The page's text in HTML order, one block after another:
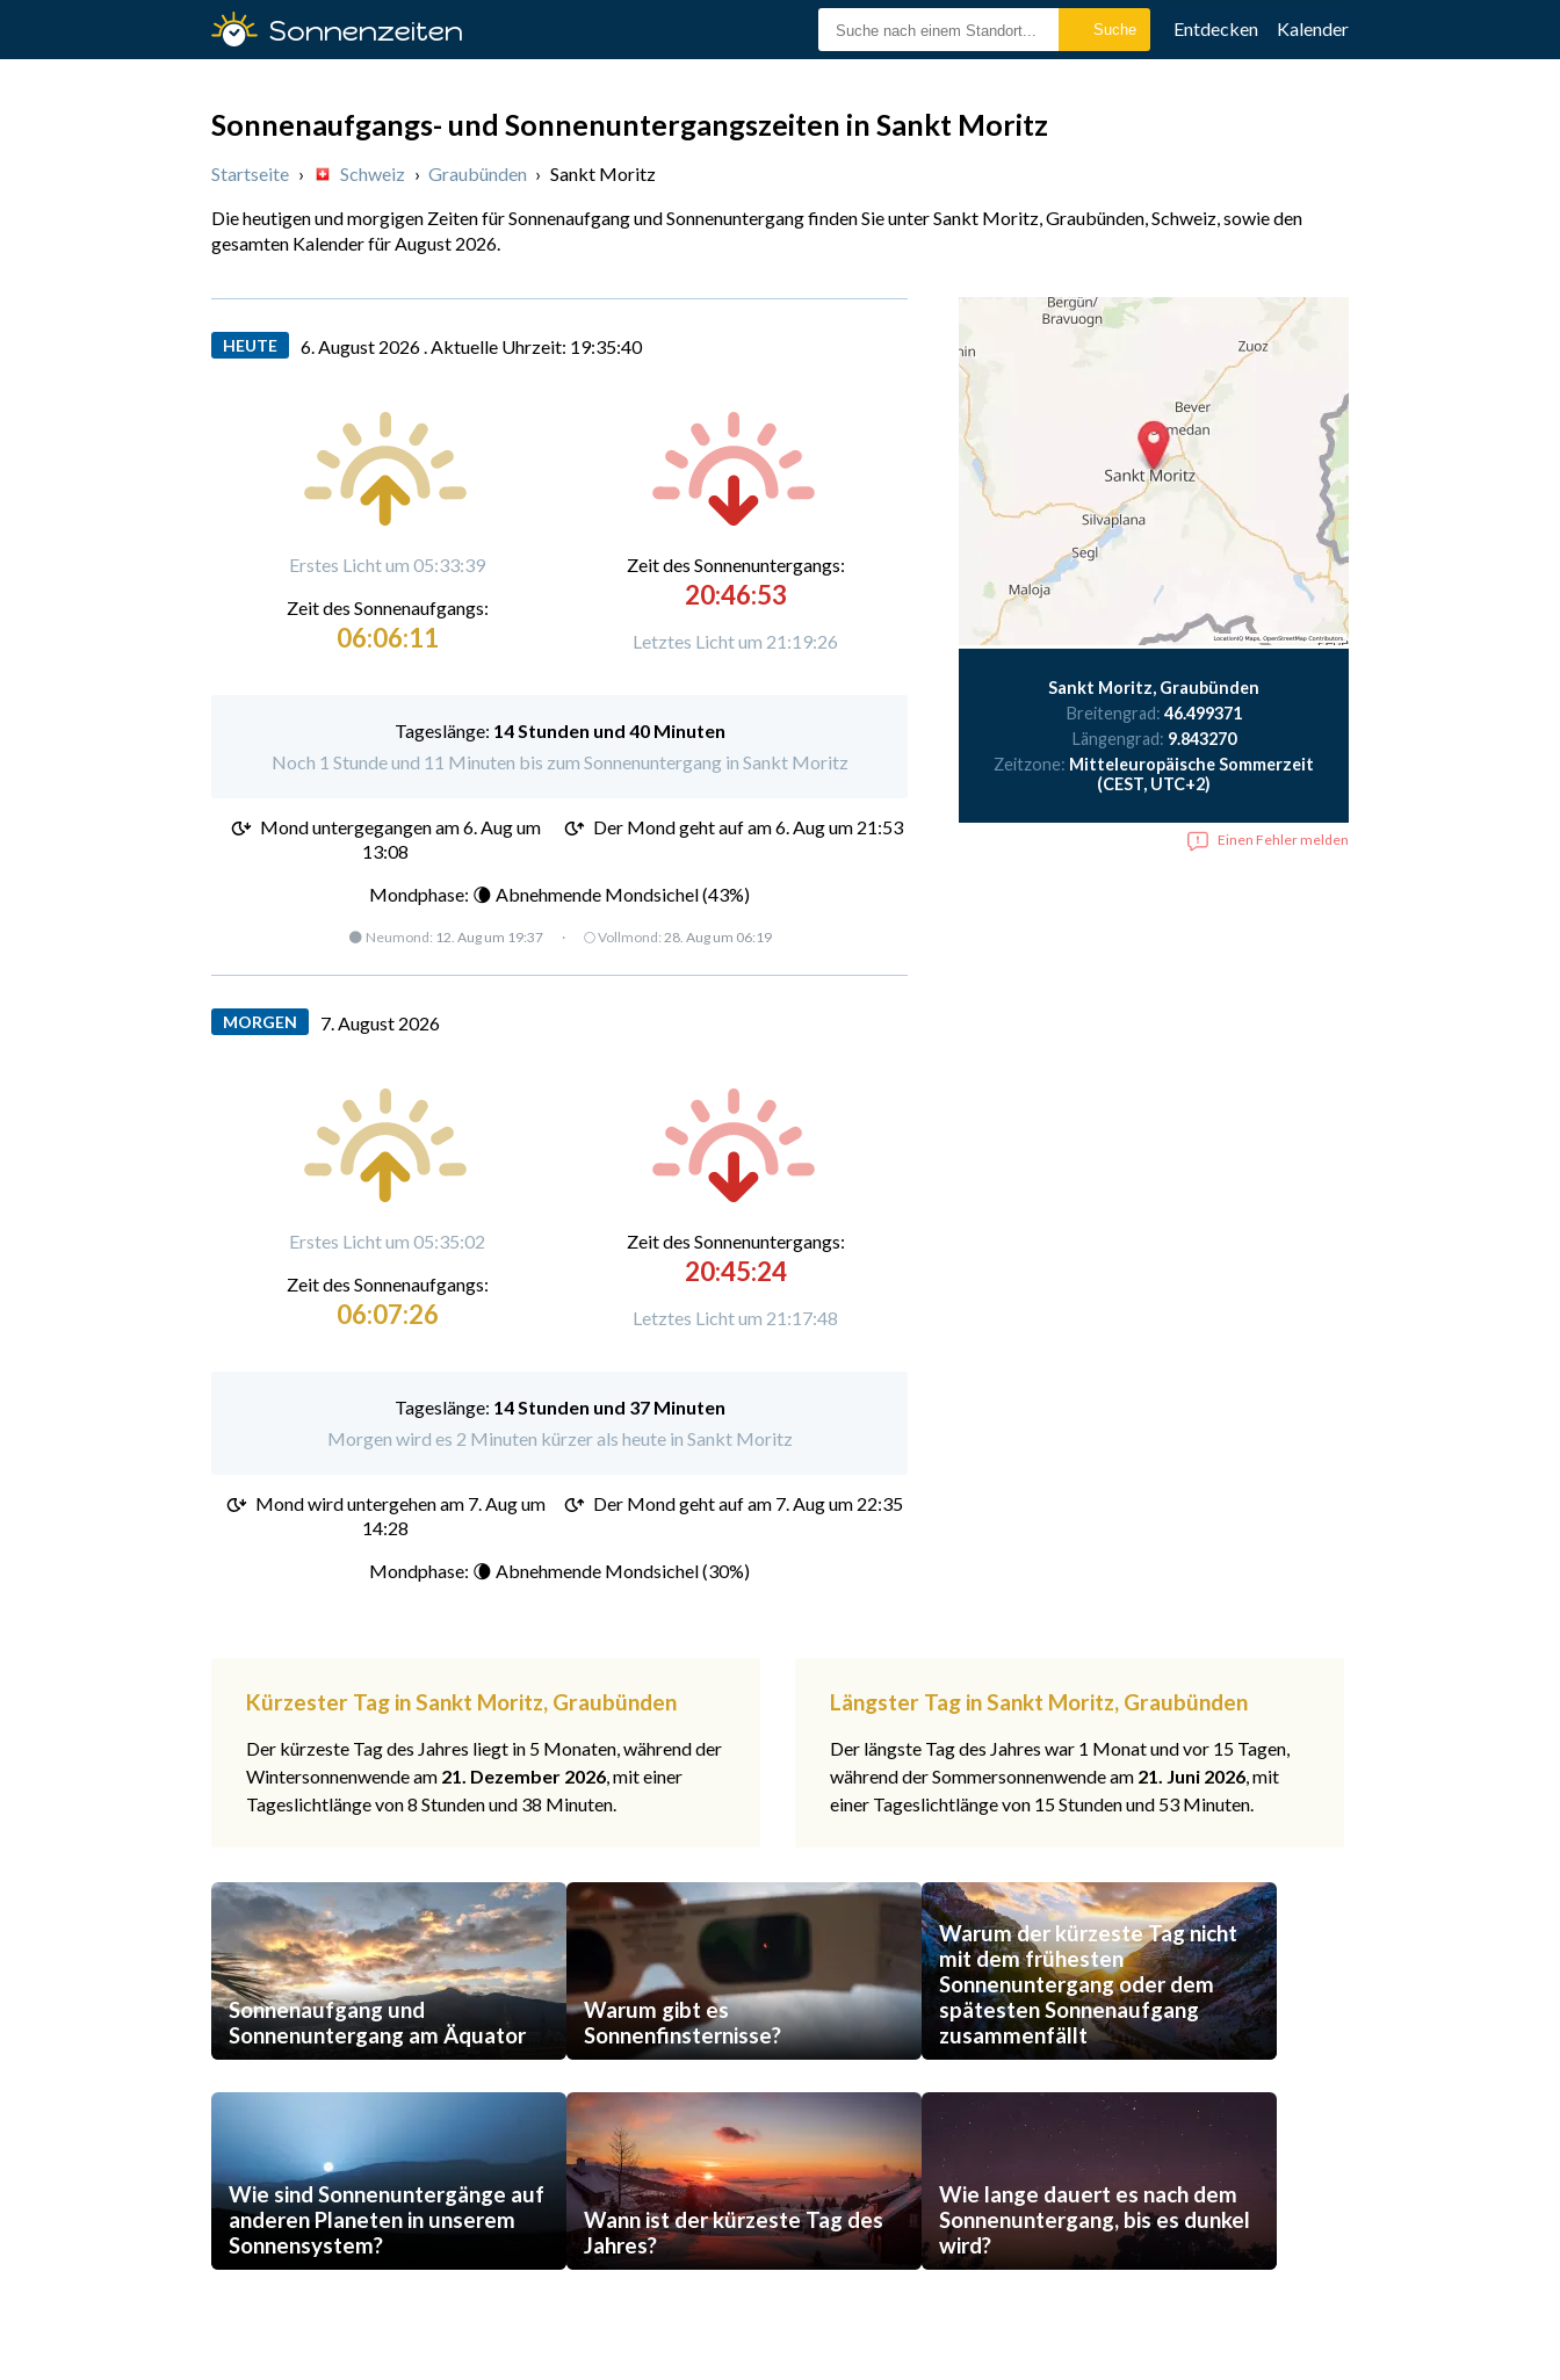
Sonnenzeiten Entdecken Kalender
Sonnenaufgangs- und Sonnenuntergangszeiten in Sankt Moritz
Startseite › Schweiz › Graubünden › Sankt Moritz
Die heutigen und morgigen Zeiten für Sonnenaufgang und Sonnenuntergang finden Sie unter Sankt Moritz, Graubünden, Schweiz, sowie den
gesamten Kalender für August 2026.
HEUTE 6. August 2026 . Aktuelle Uhrzeit: 19:35:41
Erstes Licht um 05:33:39
Zeit des Sonnenaufgangs:
06:06:11
Zeit des Sonnenuntergangs:
20:46:53
Letztes Licht um 21:19:26
Tageslänge: 14 Stunden und 40 Minuten
Noch 1 Stunde und 11 Minuten bis zum Sonnenuntergang in Sankt Moritz
Mond untergegangen am6. Aug um
13:08
Der Mond geht auf am 6. Aug um 21:53
Mondphase: 🌘 Abnehmende Mondsichel (43%)
🌑 Neumond: 12. Aug um 19:37 · 🌕 Vollmond: 28. Aug um 06:19
MORGEN 7. August 2026
Erstes Licht um 05:35:02
Zeit des Sonnenaufgangs:
06:07:26
Zeit des Sonnenuntergangs:
20:45:24
Letztes Licht um 21:17:48
Tageslänge: 14 Stunden und 37 Minuten
Morgen wird es 2 Minuten kürzer als heute in Sankt Moritz
Mond wird untergehen am 7. Aug um
14:28
Der Mond geht auf am 7. Aug um 22:35
Mondphase: 🌘 Abnehmende Mondsichel (30%)
Sankt Moritz, Graubünden
Breitengrad: 46.499371
Längengrad: 9.843270
Zeitzone: Mitteleuropäische Sommerzeit
(CEST, UTC+2)
Einen Fehler melden
Kürzester Tag in Sankt Moritz, Graubünden
Der kürzeste Tag des Jahres liegt in 5 Monaten, während der
Wintersonnenwende am 21. Dezember 2026, mit einer
Tageslichtlänge von 8 Stunden und 38 Minuten.
Längster Tag in Sankt Moritz, Graubünden
Der längste Tag des Jahres war 1 Monat und vor 15 Tagen,
während der Sommersonnenwende am 21. Juni 2026, mit
einer Tageslichtlänge von 15 Stunden und 53 Minuten.
Sonnenaufgang und
Sonnenuntergang am Äquator
Warum gibt es
Sonnenfinsternisse?
Warum der kürzeste Tag nicht
mit dem frühesten
Sonnenuntergang oder dem
spätesten Sonnenaufgang
zusammenfällt
Wie sind Sonnenuntergänge auf
anderen Planeten in unserem
Sonnensystem?
Wann ist der kürzeste Tag des
Jahres?
Wie lange dauert es nach dem
Sonnenuntergang, bis es dunkel
wird?